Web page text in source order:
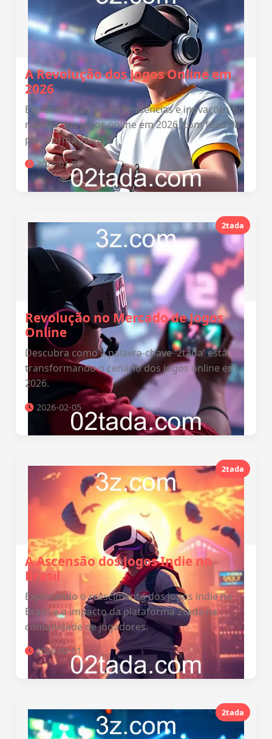
A Revolução dos Jogos Online em
2026
Explorando as novas tendências e inovações no
mundo dos jogos online em 2026, com foco na
plataforma 2tada.
2026-01-02
2tada
Revolução no Mercado de Jogos
Online
Descubra como a palavra-chave '2tada' está
transformando o cenário dos jogos online em
2026.
2026-02-05
2tada
A Ascensão dos Jogos Indie no
Brasil
Explorando o crescimento dos jogos indie no
Brasil e o impacto da plataforma 2tada na
comunidade de jogadores.
2026-02-01
2tada